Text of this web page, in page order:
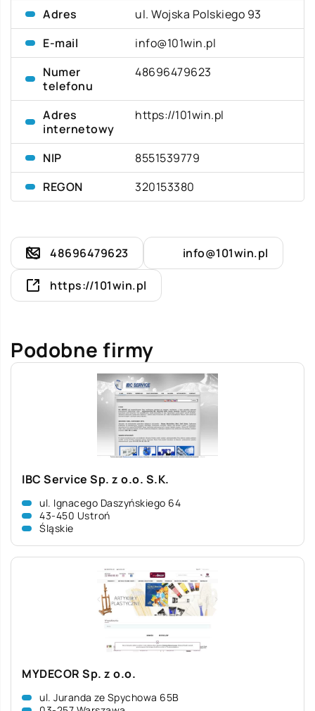
Adres
ul. Wojska Polskiego 93
E-mail
info@101win.pl
Numer
telefonu
48696479623
Adres
internetowy
https://101win.pl
NIP
8551539779
REGON
320153380
48696479623 info@101win.pl
https://101win.pl
Podobne firmy
IBC Service Sp. z o.o. S.K.
ul. Ignacego Daszyńskiego 64
43-450 Ustroń
Śląskie
MYDECOR Sp. z o.o.
ul. Juranda ze Spychowa 65B